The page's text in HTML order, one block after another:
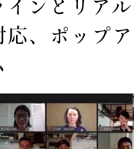
インとリア
応、ポップ